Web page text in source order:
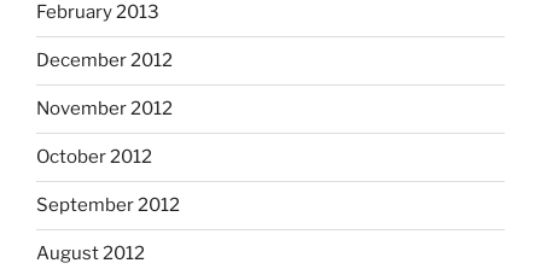
February 2013
December 2012
November 2012
October 2012
September 2012
August 2012